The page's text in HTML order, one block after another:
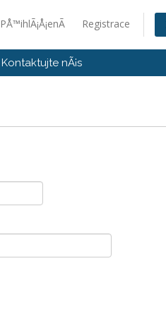
PÅ™ihlÃ¡Å¡enÃ­ Registrace
Kontaktujte nÃ¡s